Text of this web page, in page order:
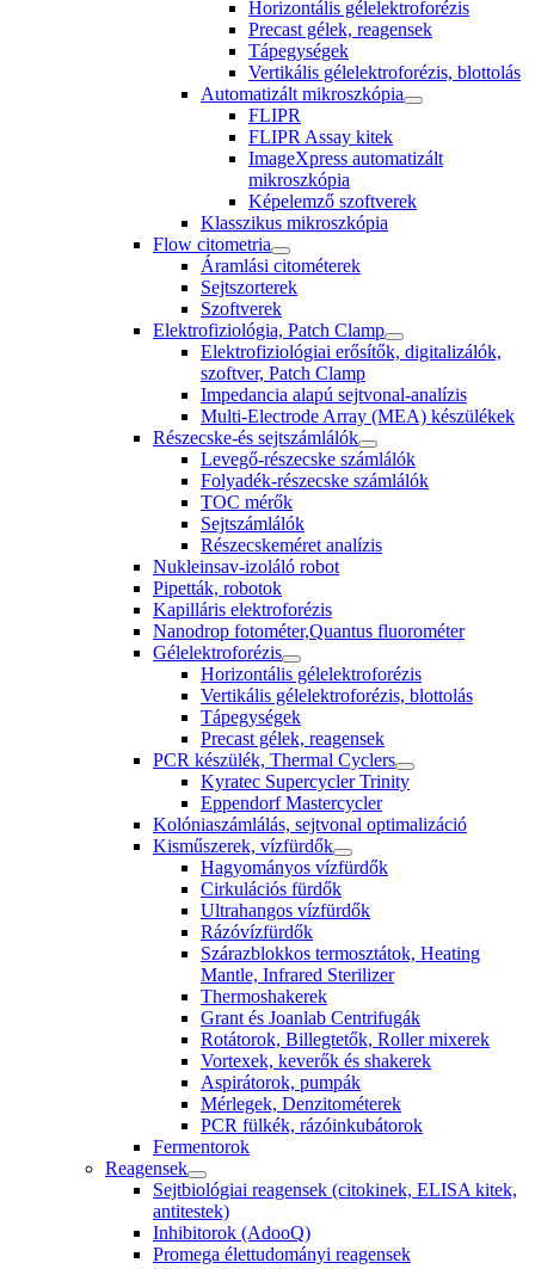
Horizontális gélelektroforézis
Precast gélek, reagensek
Tápegységek
Vertikális gélelektroforézis, blottolás
Automatizált mikroszkópia
FLIPR
FLIPR Assay kitek
ImageXpress automatizált
mikroszkópia
Képelemző szoftverek
Klasszikus mikroszkópia
Flow citometria
Áramlási citométerek
Sejtszorterek
Szoftverek
Elektrofiziológia, Patch Clamp
Elektrofiziológiai erősítők, digitalizálók,
szoftver, Patch Clamp
Impedancia alapú sejtvonal-analízis
Multi-Electrode Array (MEA) készülékek
Részecske-és sejtszámlálók
Levegő-részecske számlálók
Folyadék-részecske számlálók
TOC mérők
Sejtszámlálók
Részecskeméret analízis
Nukleinsav-izoláló robot
Pipetták, robotok
Kapilláris elektroforézis
Nanodrop fotométer,Quantus fluorométer
Gélelektroforézis
Horizontális gélelektroforézis
Vertikális gélelektroforézis, blottolás
Tápegységek
Precast gélek, reagensek
PCR készülék, Thermal Cyclers
Kyratec Supercycler Trinity
Eppendorf Mastercycler
Kolóniaszámlálás, sejtvonal optimalizáció
Kisműszerek, vízfürdők
Hagyományos vízfürdők
Cirkulációs fürdők
Ultrahangos vízfürdők
Rázóvízfürdők
Szárazblokkos termosztátok, Heating
Mantle, Infrared Sterilizer
Thermoshakerek
Grant és Joanlab Centrifugák
Rotátorok, Billegtetők, Roller mixerek
Vortexek, keverők és shakerek
Aspirátorok, pumpák
Mérlegek, Denzitométerek
PCR fülkék, rázóinkubátorok
Fermentorok
Reagensek
Sejtbiológiai reagensek (citokinek, ELISA kitek,
antitestek)
Inhibitorok (AdooQ)
Promega élettudományi reagensek